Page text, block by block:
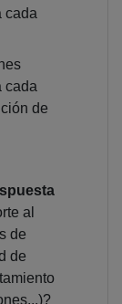
cada
cada
de
al
de
de